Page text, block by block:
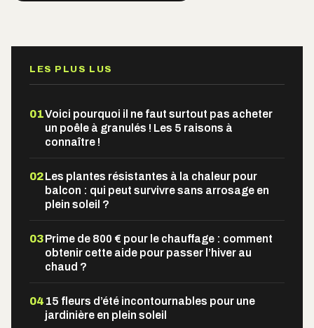
LES PLUS LUS
01Voici pourquoi il ne faut surtout pas acheter
un poêle à granulés ! Les 5 raisons à
connaître !
02Les plantes résistantes à la chaleur pour
balcon : qui peut survivre sans arrosage en
plein soleil ?
03Prime de 800 € pour le chauffage : comment
obtenir cette aide pour passer l’hiver au
chaud ?
04 15 fleurs d’été incontournables pour une
jardinière en plein soleil